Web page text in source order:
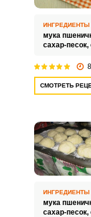
ИНГРЕДИЕНТЫ
мука
сахар-песок,
СМОТРЕТЬ
ИНГРЕДИЕНТЫ
мука
сахар-песок,